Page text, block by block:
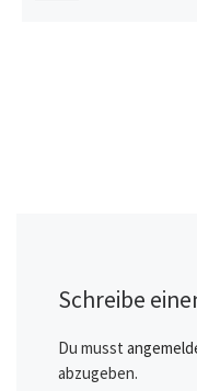
Schreibe
Du musst
abzugeben.